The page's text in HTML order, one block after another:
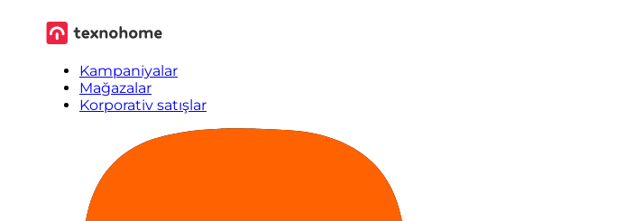
Kampaniyalar
Mağazalar
Korporativ satışlar